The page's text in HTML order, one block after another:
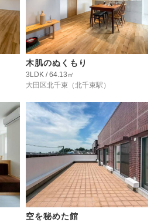
木肌のぬくもり
3LDK / 64.13㎡
大田区北千束 （北千束駅）
空を秘めた館